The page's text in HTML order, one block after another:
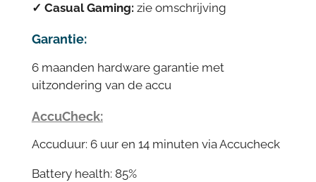
✓ Casual Gaming: zie omschrijving
Garantie:
6 maanden hardware garantie met
uitzondering van de accu
AccuCheck:
Accuduur: 6 uur en 14 minuten via Accucheck
Battery health: 85%